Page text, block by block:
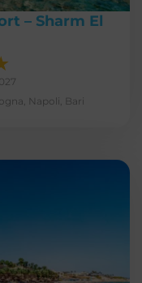
– Sharm El
Napoli, Bari